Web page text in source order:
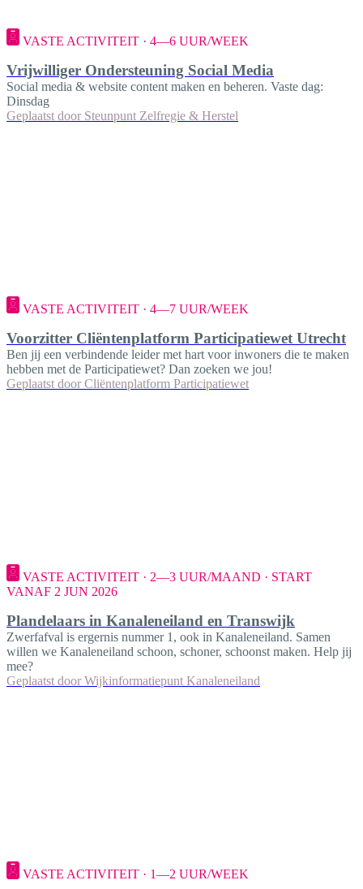
VASTE ACTIVITEIT · 4—6 UUR/WEEK
Vrijwilliger Ondersteuning Social Media
Social media & website content maken en beheren. Vaste dag:
Dinsdag
Geplaatst door Steunpunt Zelfregie & Herstel
VASTE ACTIVITEIT · 4—7 UUR/WEEK
Voorzitter Cliëntenplatform Participatiewet Utrecht
Ben jij een verbindende leider met hart voor inwoners die te maken
hebben met de Participatiewet? Dan zoeken we jou!
Geplaatst door Cliëntenplatform Participatiewet
VASTE ACTIVITEIT · 2—3 UUR/MAAND · START
VANAF 2 JUN 2026
Plandelaars in Kanaleneiland en Transwijk
Zwerfafval is ergernis nummer 1, ook in Kanaleneiland. Samen
willen we Kanaleneiland schoon, schoner, schoonst maken. Help jij
mee?
Geplaatst door Wijkinformatiepunt Kanaleneiland
VASTE ACTIVITEIT · 1—2 UUR/WEEK